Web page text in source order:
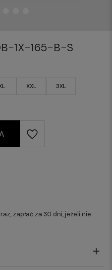
1X-165-B-S
XXL 3XL
zapłać za 30 dni, jeżeli nie